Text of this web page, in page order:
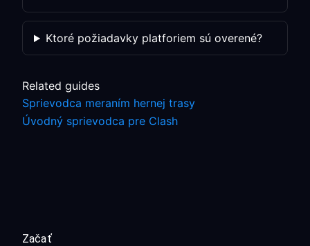
Ktoré požiadavky platforiem sú overené?
Related guides
Sprievodca meraním hernej trasy
Úvodný sprievodca pre Clash
Začať